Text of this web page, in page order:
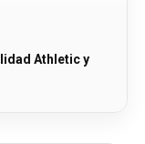
Athletic y